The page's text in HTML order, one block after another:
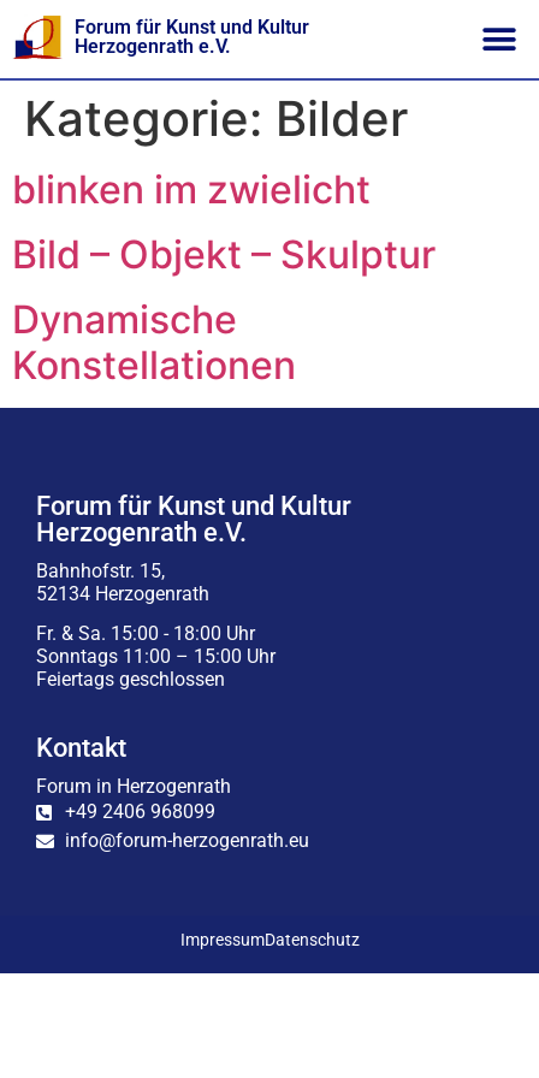
Forum für Kunst und Kultur
Herzogenrath e.V.
Kategorie: Bilder
blinken im zwielicht
Bild – Objekt – Skulptur
Dynamische
Konstellationen
Forum für Kunst und Kultur
Herzogenrath e.V.
Bahnhofstr. 15,
52134 Herzogenrath
Fr. & Sa. 15:00 - 18:00 Uhr
Sonntags 11:00 – 15:00 Uhr
Feiertags geschlossen
Kontakt
Forum in Herzogenrath
+49 2406 968099
info@forum-herzogenrath.eu
ImpressumDatenschutz